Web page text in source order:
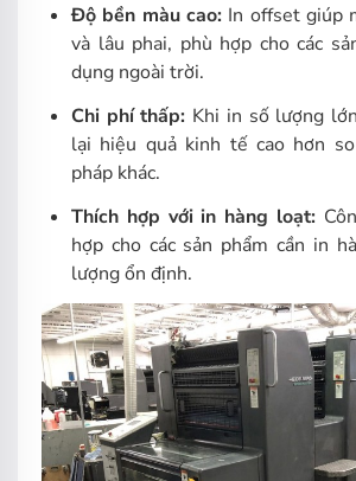
Độ bền màu cao: In offset giúp
và lâu phai, phù hợp cho các
dụng ngoài trời.
Chi phí thấp: Khi in số lượng
lại hiệu quả kinh tế cao hơn
pháp khác.
Thích hợp với in hàng loạt:
hợp cho các sản phẩm cần in
lượng ổn định.